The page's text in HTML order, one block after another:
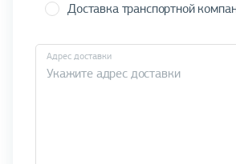
Доставка транспортной
Адрес доставки